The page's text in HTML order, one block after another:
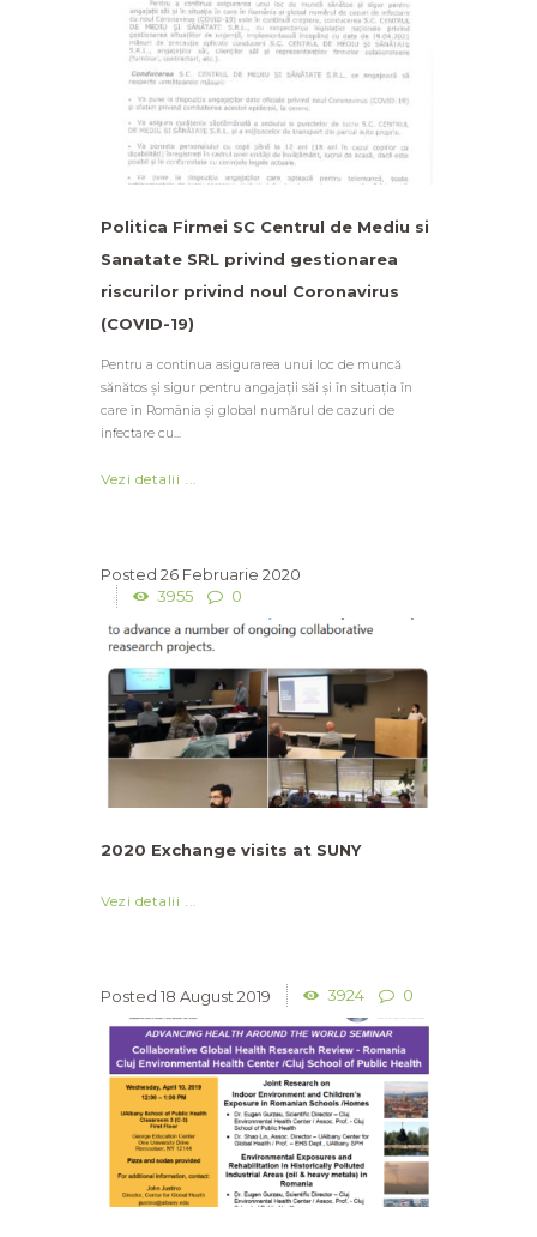
Politica Firmei SC Centrul de Mediu si
Sanatate SRL privind gestionarea
riscurilor privind noul Coronavirus
(COVID-19)
Pentru a continua asigurarea unui loc de muncă
sănătos și sigur pentru angajații săi și în situația în
care în România și global numărul de cazuri de
infectare cu...
Vezi detalii ...
26 Februarie 2020
3955
0
2020 Exchange visits at SUNY
Vezi detalii ...
18 August 2019 3924 0